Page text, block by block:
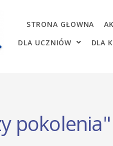
STRONA GŁOWNA
DLA UCZNIÓW
DLA
pokolenia"